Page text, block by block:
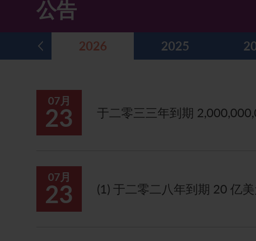
主要企业行动
分析师资料
致登记股东函件
致非登记股东函件
股东会委任表格
股份购回报告 (于二零零八年七月四日或之前)
公告 (补发已遗失的股份证明书)
组织章程细则
联合国可持续发展目标
社会责任网站 (英文版)
公告
2026 2025
07月
23 于二零三三年到期
07月
23 (1) 于二零二八年到期 20 亿